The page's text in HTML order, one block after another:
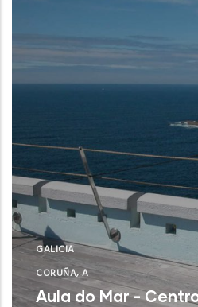
GALICIA
CORUÑA, A
Aula do Mar -